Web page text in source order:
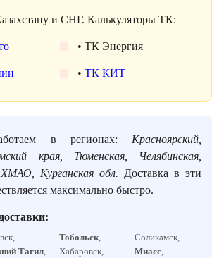
и СНГ. Калькуляторы ТК:
• ТК Энергия
• ТК КИТ
в регионах: Красноярский,
края, Тюменская, Челябинская,
Курганская обл. Доставка в эти
максимально быстро.
Тагил,
Тобольск,
Хабаровск,
Соликамск,
Миасс,